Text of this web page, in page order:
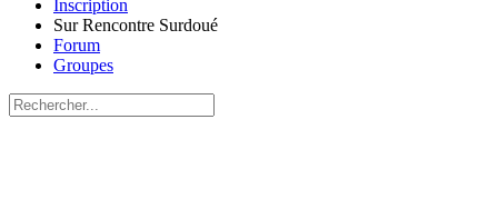
Inscription
Sur Rencontre Surdoué
Forum
Groupes
Recherche
pour: